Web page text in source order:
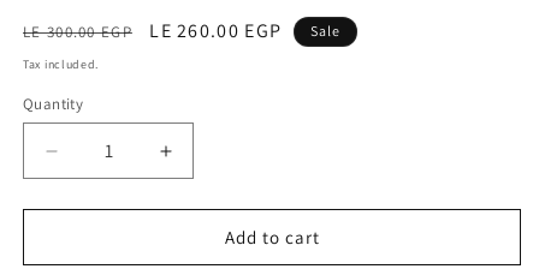
Regular
price
LE 300.00 EGP
Sale
LE 260.00 EGP Sale
Tax included.
Quantity
Decrease
quantity
for
Olive
Increase
quantity
for
Natural
Olive
Add to cart